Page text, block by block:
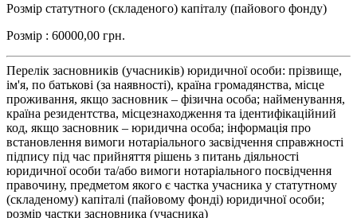
Розмір статутного (складеного) капіталу (пайового фонду)
Розмір : 60000,00 грн.
Перелік засновників (учасників) юридичної особи: прізвище,
ім'я, по батькові (за наявності), країна громадянства, місце
проживання, якщо засновник – фізична особа; найменування,
країна резидентства, місцезнаходження та ідентифікаційний
код, якщо засновник – юридична особа; інформація про
встановлення вимоги нотаріального засвідчення справжності
підпису під час прийняття рішень з питань діяльності
юридичної особи та/або вимоги нотаріального посвідчення
правочину, предметом якого є частка учасника у статутному
(складеному) капіталі (пайовому фонді) юридичної особи;
розмір частки засновника (учасника)